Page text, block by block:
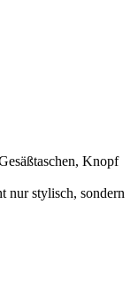
Knopf
nur stylisch, sondern